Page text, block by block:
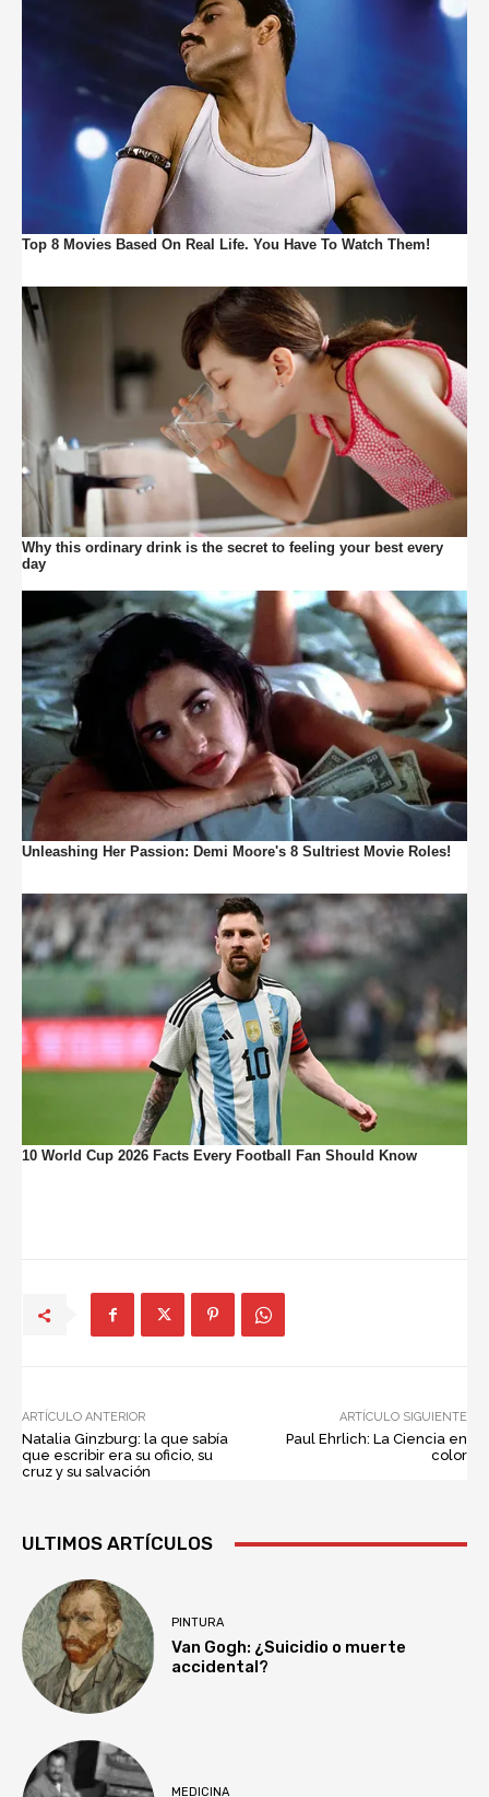
ARTÍCULO ANTERIOR
Natalia Ginzburg: la que sabía
que escribir era su oficio, su
cruz y su salvación
ARTÍCULO SIGUIENTE
Paul Ehrlich: La Ciencia en
color
ULTIMOS ARTÍCULOS
PINTURA
Van Gogh: ¿Suicidio o muerte
accidental?
MEDICINA